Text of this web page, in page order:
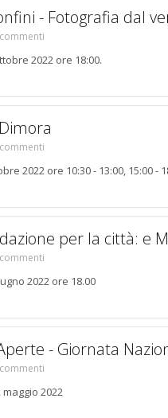
- Fotografia dal
2022 ore 18:00.
2022 ore 10:30 - 13:00, 15:00 -
per la città: e
2022 ore 18.00
- Giornata
2022